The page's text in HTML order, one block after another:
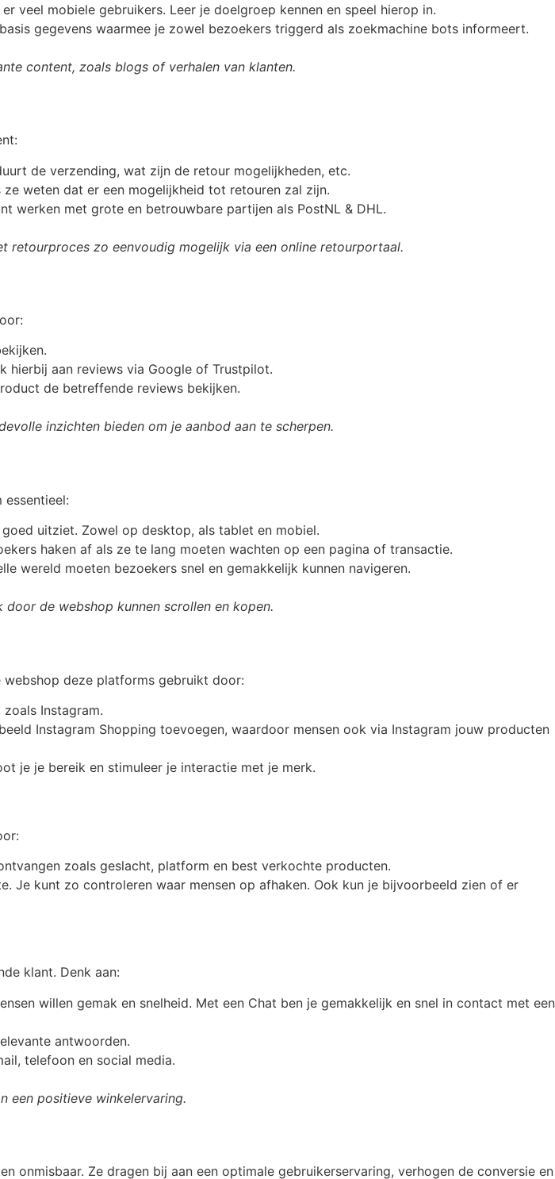
veel mobiele gebruikers. Leer je doelgroep kennen en speel hierop in.
gegevens waarmee je zowel bezoekers triggerd als zoekmachine bots informeert.
content, zoals blogs of verhalen van klanten.
de verzending, wat zijn de retour mogelijkheden, etc.
weten dat er een mogelijkheid tot retouren zal zijn.
werken met grote en betrouwbare partijen als PostNL & DHL.
retourproces zo eenvoudig mogelijk via een online retourportaal.
hierbij aan reviews via Google of Trustpilot.
de betreffende reviews bekijken.
inzichten bieden om je aanbod aan te scherpen.
essentieel:
goed uitziet. Zowel op desktop, als tablet en mobiel.
haken af als ze te lang moeten wachten op een pagina of transactie.
wereld moeten bezoekers snel en gemakkelijk kunnen navigeren.
de webshop kunnen scrollen en kopen.
deze platforms gebruikt door:
zoals Instagram.
Instagram Shopping toevoegen, waardoor mensen ook via Instagram jouw producten
je je bereik en stimuleer je interactie met je merk.
zoals geslacht, platform en best verkochte producten.
Je kunt zo controleren waar mensen op afhaken. Ook kun je bijvoorbeeld zien of er
klant. Denk aan:
willen gemak en snelheid. Met een Chat ben je gemakkelijk en snel in contact met een
antwoorden.
telefoon en social media.
een positieve winkelervaring.
onmisbaar. Ze dragen bij aan een optimale gebruikerservaring, verhogen de conversie en